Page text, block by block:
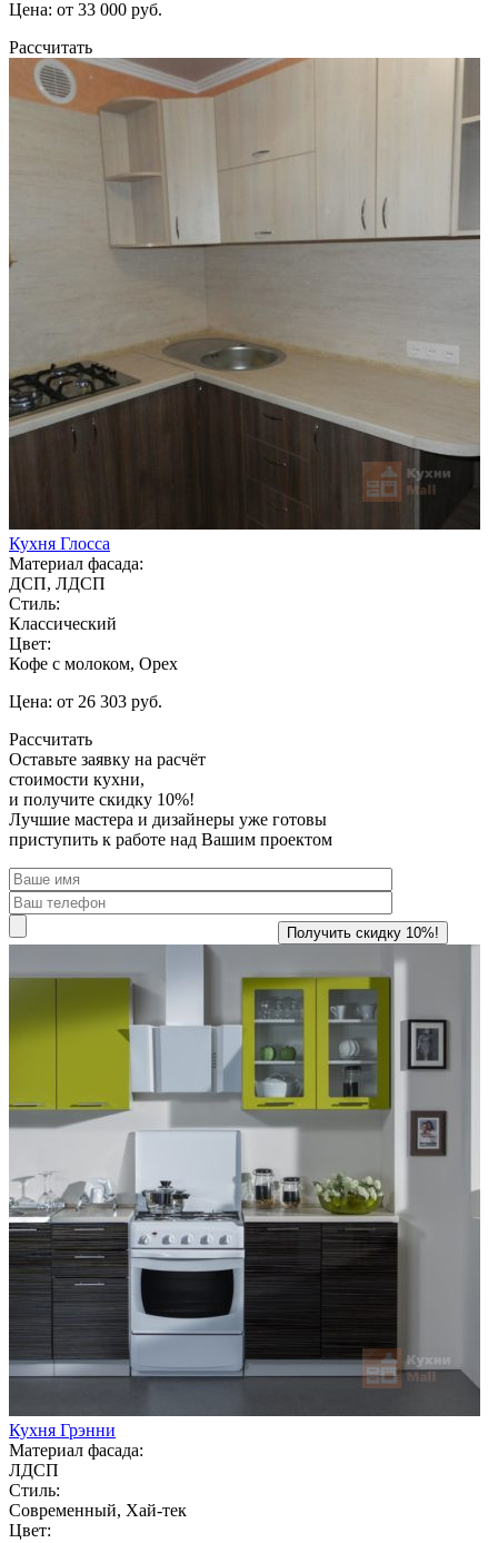
Цена: от 33 000 руб.
Рассчитать
Кухня Глосса
Материал фасада:
ДСП, ЛДСП
Стиль:
Классический
Цвет:
Кофе с молоком, Орех
Цена: от 26 303 руб.
Рассчитать
Оставьте заявку на расчёт
стоимости кухни,
и получите скидку 10%!
Лучшие мастера и дизайнеры уже готовы
приступить к работе над Вашим проектом
Кухня Грэнни
Материал фасада:
ЛДСП
Стиль:
Современный, Хай-тек
Цвет: